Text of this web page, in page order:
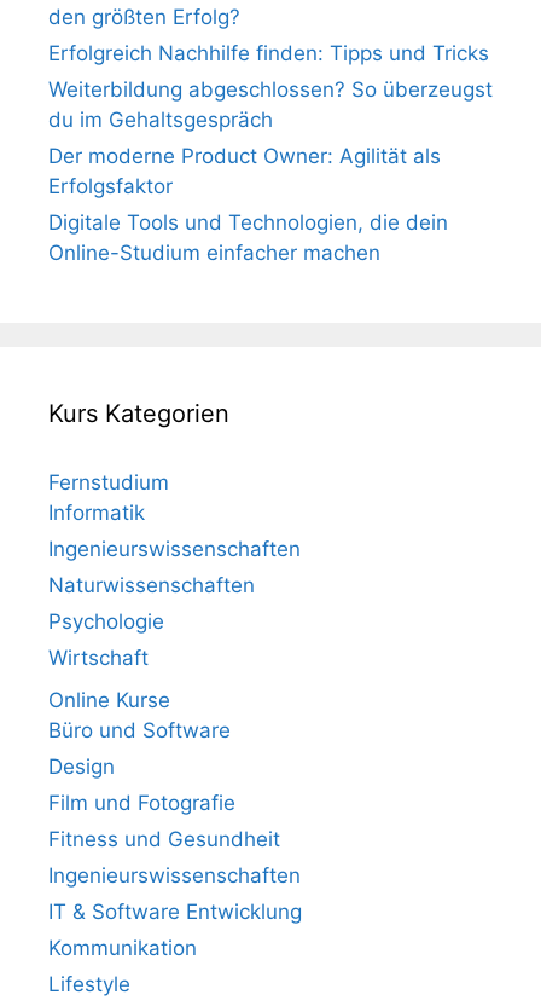
den größten Erfolg?
Erfolgreich Nachhilfe finden: Tipps und Tricks
Weiterbildung abgeschlossen? So überzeugst
du im Gehaltsgespräch
Der moderne Product Owner: Agilität als
Erfolgsfaktor
Digitale Tools und Technologien, die dein
Online-Studium einfacher machen
Kurs Kategorien
Fernstudium
Informatik
Ingenieurswissenschaften
Naturwissenschaften
Psychologie
Wirtschaft
Online Kurse
Büro und Software
Design
Film und Fotografie
Fitness und Gesundheit
Ingenieurswissenschaften
IT & Software Entwicklung
Kommunikation
Lifestyle